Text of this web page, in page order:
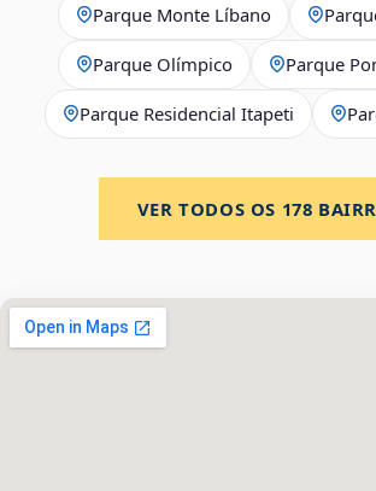
Parque Monte Líbano
Parque Olímpico Parque
Parque Residencial Itapeti
VER TODOS OS 178